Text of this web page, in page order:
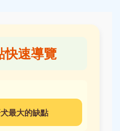
快速導覽
最大的缺點